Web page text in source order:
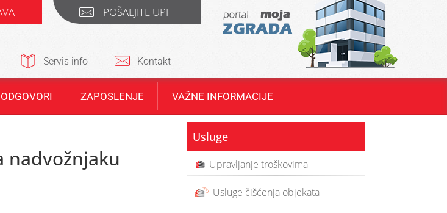
POŠALJITE UPIT
Servis info Kontakt
ZAPOSLENJE VAŽNE INFORMACIJE
nadvožnjaku
Usluge
Upravljanje troškovima
Usluge čišćenja objekata